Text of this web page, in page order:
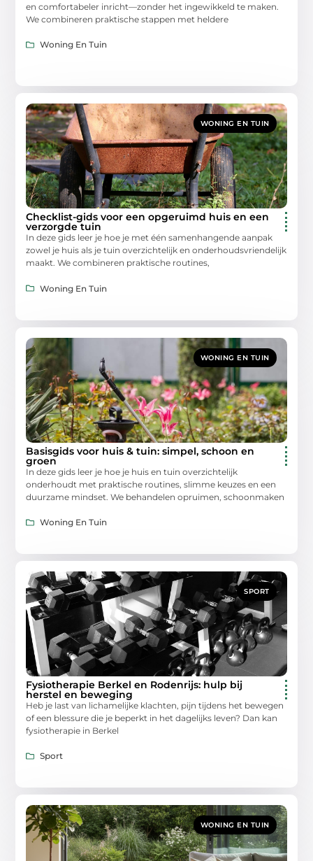
en comfortabeler inricht—zonder het ingewikkeld te maken.
We combineren praktische stappen met heldere
Woning En Tuin
WONING EN TUIN
Checklist-gids voor een opgeruimd huis en een
verzorgde tuin
In deze gids leer je hoe je met één samenhangende aanpak
zowel je huis als je tuin overzichtelijk en onderhoudsvriendelijk
maakt. We combineren praktische routines,
Woning En Tuin
WONING EN TUIN
Basisgids voor huis & tuin: simpel, schoon en
groen
In deze gids leer je hoe je huis en tuin overzichtelijk
onderhoudt met praktische routines, slimme keuzes en een
duurzame mindset. We behandelen opruimen, schoonmaken
Woning En Tuin
SPORT
Fysiotherapie Berkel en Rodenrijs: hulp bij
herstel en beweging
Heb je last van lichamelijke klachten, pijn tijdens het bewegen
of een blessure die je beperkt in het dagelijks leven? Dan kan
fysiotherapie in Berkel
Sport
WONING EN TUIN